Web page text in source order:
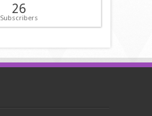
26
Subscribers